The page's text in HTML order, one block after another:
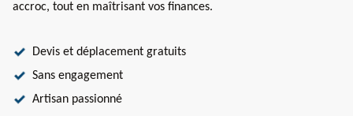
accroc, tout en maîtrisant vos finances.
Devis et déplacement gratuits
Sans engagement
Artisan passionné